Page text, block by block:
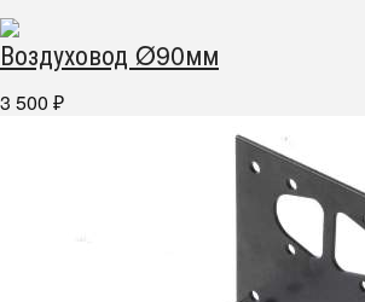
Воздуховод Ø90мм
3 500 ₽